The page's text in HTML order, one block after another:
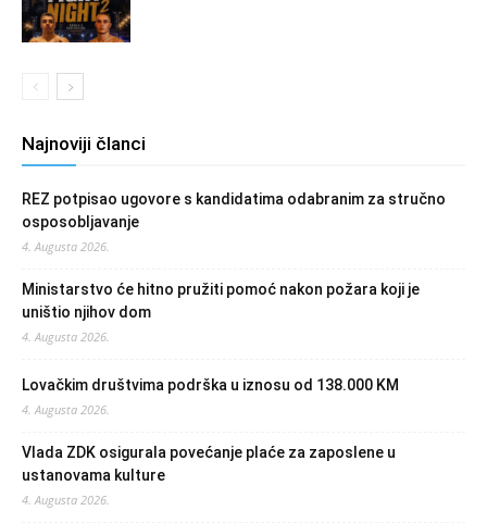
Najnoviji članci
REZ potpisao ugovore s kandidatima odabranim za stručno
osposobljavanje
4. Augusta 2026.
Ministarstvo će hitno pružiti pomoć nakon požara koji je
uništio njihov dom
4. Augusta 2026.
Lovačkim društvima podrška u iznosu od 138.000 KM
4. Augusta 2026.
Vlada ZDK osigurala povećanje plaće za zaposlene u
ustanovama kulture
4. Augusta 2026.